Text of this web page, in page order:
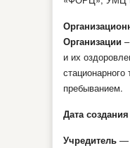
Организации
и их
пребыванием.
Дата
Учредитель —